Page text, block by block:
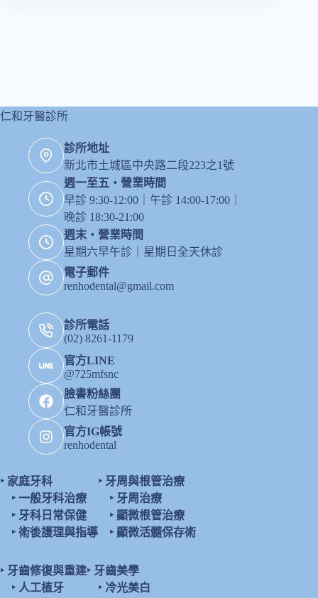
仁和牙醫診所
診所地址
新北市土城區中央路二段223之1號
週一至五・營業時間
早診 9:30-12:00｜午診 14:00-17:00｜
晚診 18:30-21:00
週末・營業時間
星期六早午診｜星期日全天休診
電子郵件
renhodental@gmail.com
診所電話
(02) 8261-1179
官方LINE
@725mfsnc
臉書粉絲團
仁和牙醫診所
官方IG帳號
renhodental
‣ 家庭牙科
‣ 一般牙科治療
‣ 牙科日常保健
‣ 術後護理與指導
‣ 牙周與根管治療
‣ 牙周治療
‣ 顯微根管治療
‣ 顯微活髓保存術
‣ 牙齒修復與重建
‣ 人工植牙
‣ 牙齒美學
‣ 冷光美白